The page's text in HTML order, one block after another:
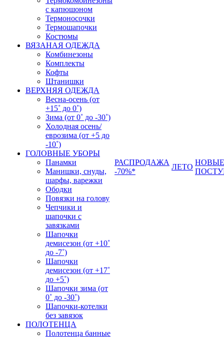
с капюшоном
Термоносочки
Термошапочки
Костюмы
ВЯЗАНАЯ ОДЕЖДА
Комбинезоны
Комплекты
Кофты
Штанишки
ВЕРХНЯЯ ОДЕЖДА
Весна-осень (от
+15˚ до 0˚)
Зима (от 0˚ до -30˚)
Холодная осень/
еврозима (от +5 до
-10˚)
ГОЛОВНЫЕ УБОРЫ
Панамки
Манишки, снуды,
шарфы, варежки
Ободки
Повязки на голову
Чепчики и
шапочки с
завязками
Шапочки
демисезон (от +10˚
до -7˚)
Шапочки
демисезон (от +17˚
до +5˚)
Шапочки зима (от
0˚ до -30˚)
Шапочки-котелки
без завязок
ПОЛОТЕНЦА
Полотенца банные
РАСПРОДАЖА
-70%*
ЛЕТО
НОВЫЕ